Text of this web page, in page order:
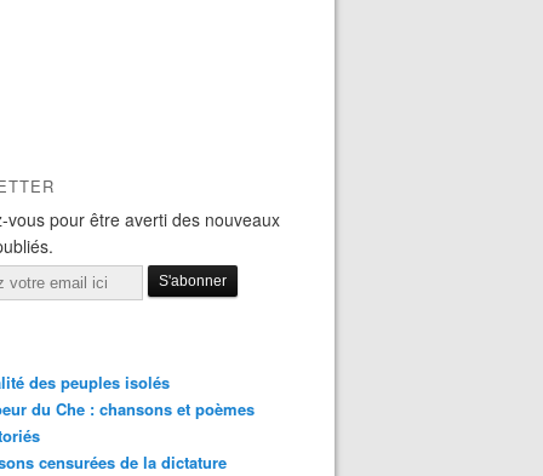
vous pour être averti des nouveaux
des peuples isolés
du Che : chansons et poèmes
censurées de la dictature